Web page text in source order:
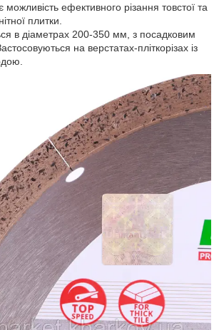
можливість ефективного різання товстої та
плитки.
в діаметрах 200-350 мм, з посадковим
на верстатах-пліткорізах із